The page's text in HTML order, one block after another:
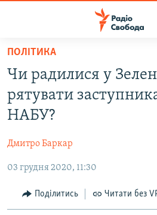
Перейти
основного
матеріалу
Перейти
до
основної
навігації
Перейти
пошуку
ВСЕ ЗА ДОБУ
СТАТТІ
ЕКОНОМІКА
СУСПІЛЬСТВО
КУЛЬТУРА
РОСІЙСЬКА «ФІЛЬТРАЦІЯ»
ДОНБАС.РЕАЛІЇ
КРИМ.РЕАЛІЇ
ПОЛІТИКА
Чи радилися у
рятувати
НАБУ?
Дмитро Баркар
03 грудня 2020, 11:30
Поділитись Читати без